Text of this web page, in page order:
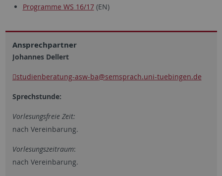
Programme WS 16/17(EN)
Ansprechpartner
Johannes Dellert
studienberatung-asw-ba@semsprach.uni-tuebingen.de
Sprechstunde:
Vorlesungsfreie Zeit:
nach Vereinbarung.
Vorlesungszeitraum:
nach Vereinbarung.